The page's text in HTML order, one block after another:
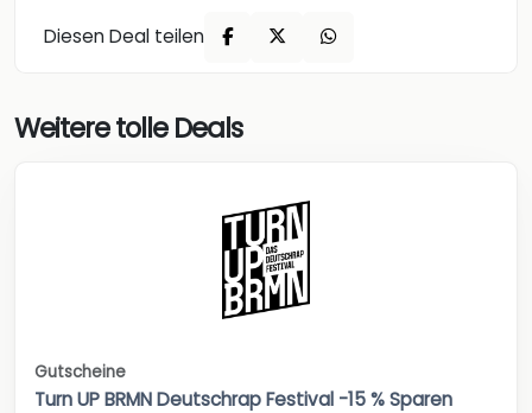
Diesen Deal teilen
Weitere tolle Deals
Gutscheine
Turn UP BRMN Deutschrap Festival -15 % Sparen